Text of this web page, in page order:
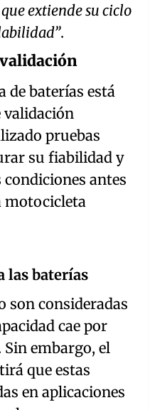
extiende su ciclo
.
de baterías está
validación
pruebas
su fiabilidad y
antes
motocicleta
las baterías
son consideradas
cae por
embargo, el
que estas
en aplicaciones